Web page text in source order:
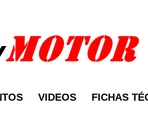
VIDEOS FICHAS